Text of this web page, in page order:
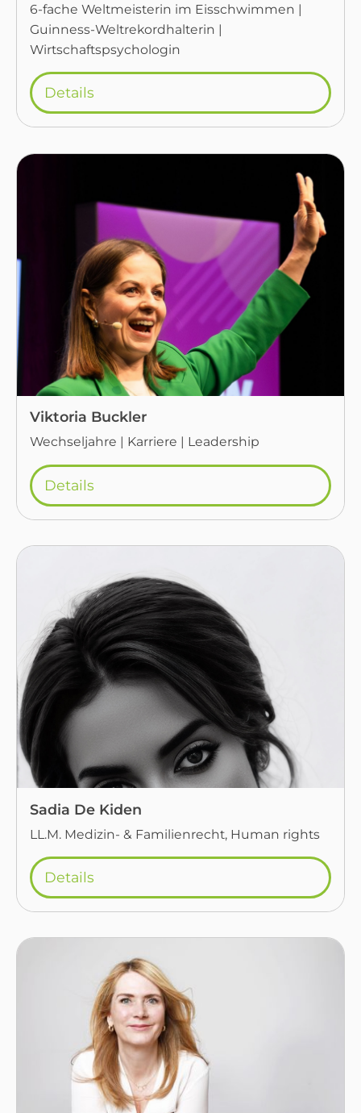
6-fache Weltmeisterin im Eisschwimmen |
Guinness-Weltrekordhalterin |
Wirtschaftspsychologin
Details
Viktoria Buckler
Wechseljahre | Karriere | Leadership
Details
Sadia De Kiden
LL.M. Medizin- & Familienrecht, Human rights
Details